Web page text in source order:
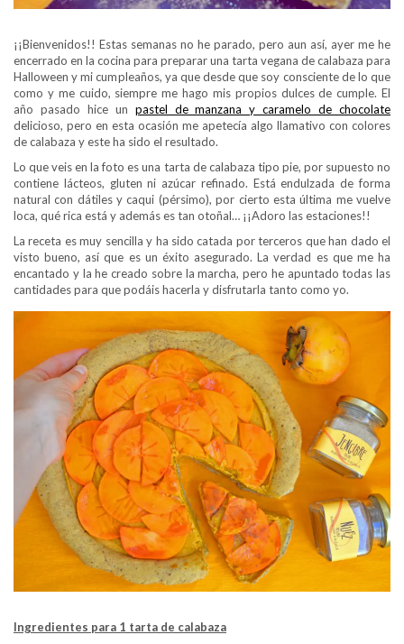
¡¡Bienvenidos!! Estas semanas no he parado, pero aun así, ayer me he
encerrado en la cocina para preparar una tarta vegana de calabaza para
Halloween y mi cumpleaños, ya que desde que soy consciente de lo que
como y me cuido, siempre me hago mis propios dulces de cumple. El
año pasado hice un pastel de manzana y caramelo de chocolate
delicioso, pero en esta ocasión me apetecía algo llamativo con colores
de calabaza y este ha sido el resultado.
Lo que veis en la foto es una tarta de calabaza tipo pie, por supuesto no
contiene lácteos, gluten ni azúcar refinado. Está endulzada de forma
natural con dátiles y caqui (pérsimo), por cierto esta última me vuelve
loca, qué rica está y además es tan otoñal… ¡¡Adoro las estaciones!!
La receta es muy sencilla y ha sido catada por terceros que han dado el
visto bueno, así que es un éxito asegurado. La verdad es que me ha
encantado y la he creado sobre la marcha, pero he apuntado todas las
cantidades para que podáis hacerla y disfrutarla tanto como yo.
Ingredientes para 1 tarta de calabaza